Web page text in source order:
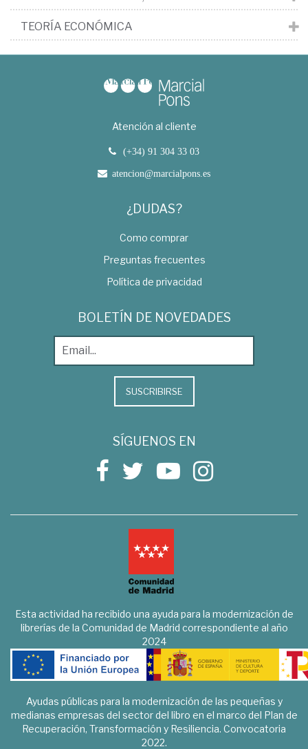
TEORÍA ECONÓMICA
Atención al cliente
(+34) 91 304 33 03
atencion@marcialpons.es
¿DUDAS?
Como comprar
Preguntas frecuentes
Política de privacidad
BOLETÍN DE NOVEDADES
SUSCRIBIRSE
SÍGUENOS EN
Esta actividad ha recibido una ayuda para la modernización de
librerías de la Comunidad de Madrid correspondiente al año
2024
Ayudas públicas para la modernización de las pequeñas y
medianas empresas del sector del libro en el marco del Plan de
Recuperación, Transformación y Resiliencia. Convocatoria
2022.